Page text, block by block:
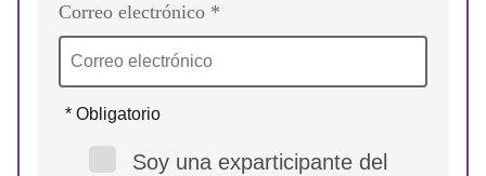
Correo electrónico *
* Obligatorio
Soy una exparticipante del